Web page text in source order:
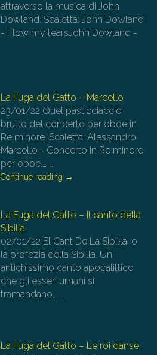
attraverso la musica di John
Dowland. Scaletta: John Dowland
- Flow my tearsJohn Dowland -
La Fuga del Gatto – Marcello
23/01/22 Quel pasticciaccio
brutto del concerto per oboe in
Re minore. Scaletta: Alessandro
Marcello - Concerto in Re minore
per oboe,… …
Continue reading →
La Fuga del Gatto – Il canto della
Sibilla
02/01/22 El Cant De La Sibil·la, o
la profezia della Sibilla. Un
antichissimo canto apocalittico
che gli esseri umani si
tramandano… …
La Fuga del Gatto – Le roi danse